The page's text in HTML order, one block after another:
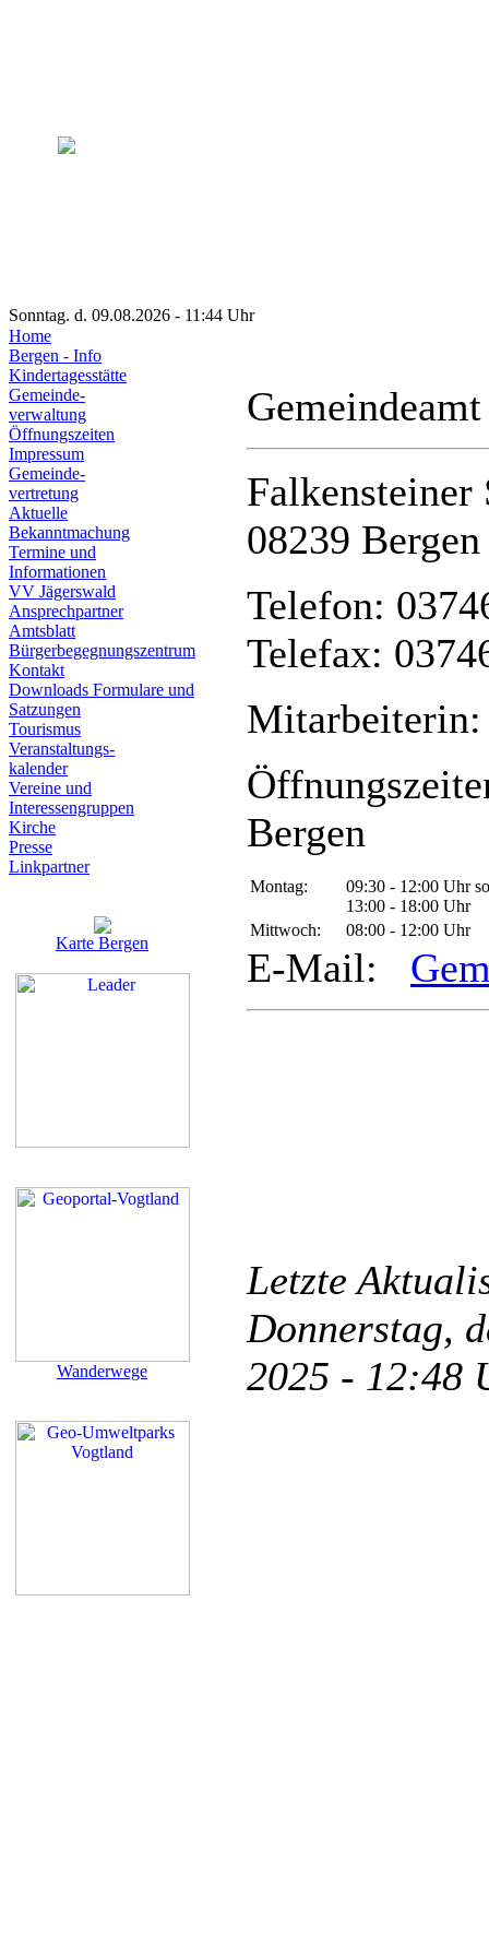
Sonntag. d. 09.08.2026 - 11:44 Uhr
Home
Bergen - Info
Kindertagesstätte
Gemeinde-
verwaltung
Öffnungszeiten
Impressum
Gemeinde-
vertretung
Aktuelle
Bekanntmachung
Termine und
Informationen
VV Jägerswald
Ansprechpartner
Amtsblatt
Bürgerbegegnungszentrum
Kontakt
Downloads Formulare und
Satzungen
Tourismus
Veranstaltungs-
kalender
Vereine und
Interessen­gruppen
Kirche
Presse
Linkpartner
Karte Bergen
Wanderwege
Falkensteiner
08239 Bergen
Telefon:
Telefax:
Mitarbeiterin:
Bergen
Montag:
09:30 - 12:00 Uhr
13:00 - 18:00 Uhr
Mittwoch:
08:00 - 12:00 Uhr
E-Mail:
Letzte
Donnerstag,
2025 -